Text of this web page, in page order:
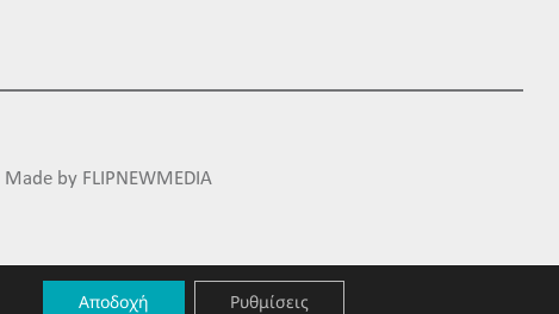
by FLIPNEWMEDIA
Αποδοχή Ρυθμίσεις